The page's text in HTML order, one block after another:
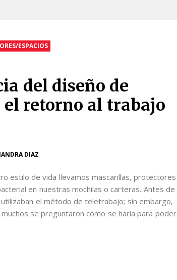
ESPACIOS
del diseño de
retorno al trabajo
DIAZ
estilo de vida llevamos mascarillas, protectores
en nuestras mochilas o carteras. Antes de
el método de teletrabajo; sin embargo,
se preguntaron cómo se haría para poder